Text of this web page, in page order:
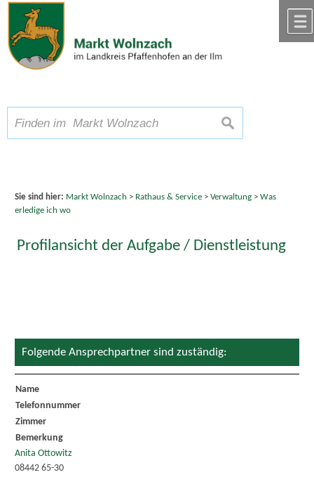
Zum Inhalt,zur Navigation
Schriftgröße A A A suchen
Sie sind hier: Markt Wolnzach > Rathaus & Service> Verwaltung> Was
erledige ich wo
Profilansicht der Aufgabe / Dienstleistung
Folgende Ansprechpartner sind zuständig:
Name
Telefonnummer
Zimmer
Bemerkung
Anita Ottowitz
08442 65-30